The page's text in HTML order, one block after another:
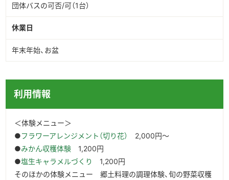
団体バスの可否/可（1台）
休業日
年末年始、お盆
利用情報
＜体験メニュー＞
●フラワーアレンジメント（切り花）
2,000円～
●みかん収穫体験 1,200円
●塩生キャラメルづくり
1,200円
そのほかの体験メニュー 郷土料理の調理体験、旬の野菜収穫